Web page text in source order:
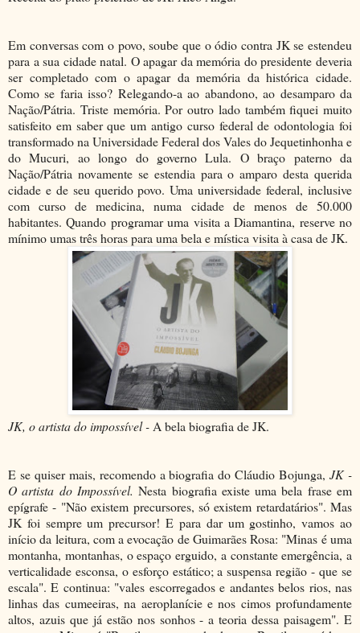
Em conversas com o povo, soube que o ódio contra JK se estendeu
para a sua cidade natal. O apagar da memória do presidente deveria
ser completado com o apagar da memória da histórica cidade.
Como se faria isso? Relegando-a ao abandono, ao desamparo da
Nação/Pátria. Triste memória. Por outro lado também fiquei muito
satisfeito em saber que um antigo curso federal de odontologia foi
transformado na Universidade Federal dos Vales do Jequetinhonha e
do Mucuri, ao longo do governo Lula. O braço paterno da
Nação/Pátria novamente se estendia para o amparo desta querida
cidade e de seu querido povo. Uma universidade federal, inclusive
com curso de medicina, numa cidade de menos de 50.000
habitantes. Quando programar uma visita a Diamantina, reserve no
mínimo umas três horas para uma bela e mística visita à casa de JK.
JK, o artista do impossível - A bela biografia de JK.
E se quiser mais, recomendo a biografia do Cláudio Bojunga,JK -
O artista do Impossível.Nesta biografia existe uma bela frase em
epígrafe - "Não existem precursores, só existem retardatários". Mas
JK foi sempre um precursor! E para dar um gostinho, vamos ao
início da leitura, com a evocação de Guimarães Rosa: "Minas é uma
montanha, montanhas, o espaço erguido, a constante emergência, a
verticalidade esconsa, o esforço estático; a suspensa região - que se
escala". E continua: "vales escorregados e andantes belos rios, nas
linhas das cumeeiras, na aeroplanície e nos cimos profundamente
altos, azuis que já estão nos sonhos - a teoria dessa paisagem". E